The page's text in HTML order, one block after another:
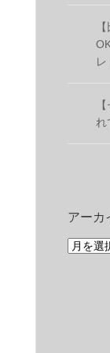
レ
れ
アーカ
ア